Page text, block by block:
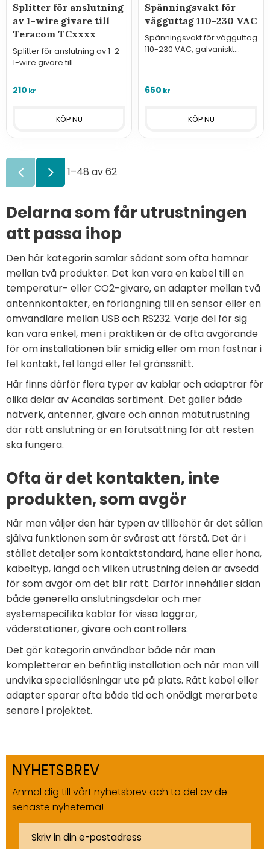
Splitter för anslutning
av 1-wire givare till
Teracom TCxxxx
Splitter för anslutning av 1-2
1-wire givare till
i serierna TCW1xx och TCG1xx
210 kr
Spänningsvakt för
vägguttag 110-230 VAC
Spänningsvakt för vägguttag
110-230 VAC, galvaniskt
650 kr
1–48 av62
Delarna som får utrustningen
att passa ihop
Den här kategorin samlar sådant som ofta hamnar
mellan två produkter. Det kan vara en kabel till en
temperatur- eller CO2-givare, en adapter mellan två
antennkontakter, en förlängning till en sensor eller en
omvandlare mellan USB och RS232. Varje del för sig
kan vara enkel, men i praktiken är de ofta avgörande
för om installationen blir smidig eller om man fastnar i
fel kontakt, fel längd eller fel gränssnitt.
Här finns därför flera typer av kablar och adaptrar för
olika delar av Acandias sortiment. Det gäller både
nätverk, antenner, givare och annan mätutrustning
där rätt anslutning är en förutsättning för att resten
ska fungera.
Ofta är det kontakten, inte
produkten, som avgör
När man väljer den här typen av tillbehör är det sällan
själva funktionen som är svårast att förstå. Det är i
stället detaljer som kontaktstandard, hane eller hona,
kabeltyp, längd och vilken utrustning delen är avsedd
för som avgör om det blir rätt. Därför innehåller sidan
både generella anslutningsdelar och mer
systemspecifika kablar för vissa loggrar,
väderstationer, givare och controllers.
Det gör kategorin användbar både när man
kompletterar en befintlig installation och när man vill
undvika speciallösningar ute på plats. Rätt kabel eller
adapter sparar ofta både tid och onödigt merarbete
senare i projektet.
NYHETSBREV
Anmäl dig till vårt nyhetsbrev och ta del av de
senaste nyheterna!